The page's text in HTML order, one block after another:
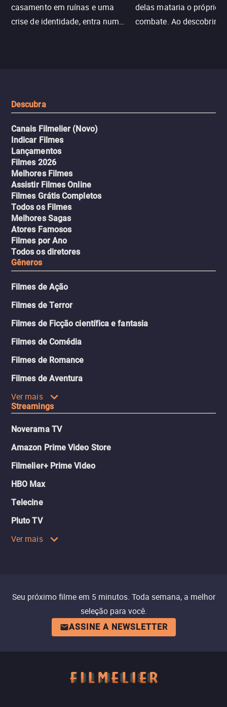
casamento em ruínas e uma
crise de identidade, entra num
delas mataria o próprio
combate. Ao descobrir a
Descubra
Canais Filmelier (Novo)
Indicar Filmes
Lançamentos
Filmes 2026
Melhores Filmes
Assistir Filmes Online
Filmes Grátis Completos
Todos os Filmes
Melhores Sagas
Atores Famosos
Filmes por Ano
Todos os diretores
Gêneros
Filmes de Ação
Filmes de Terror
Filmes de Ficção científica e fantasia
Filmes de Comédia
Filmes de Romance
Filmes de Aventura
Ver mais
Streamings
Noverama TV
Amazon Prime Video Store
Filmelier+ Prime Video
HBO Max
Telecine
Pluto TV
Ver mais
Seu próximo filme em 5 minutos. Toda semana, a melhor
seleção para você.
ASSINE A NEWSLETTER